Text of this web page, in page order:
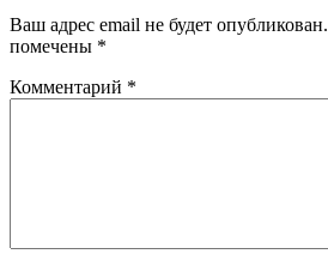
Ваш адрес email не будет опубликован.
помечены *
Комментарий *